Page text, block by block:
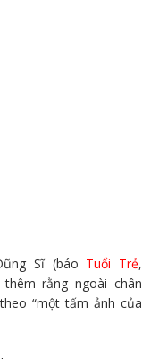
Sĩ (báo Tuổi Trẻ,
rằng ngoài chân
“một tấm ảnh của